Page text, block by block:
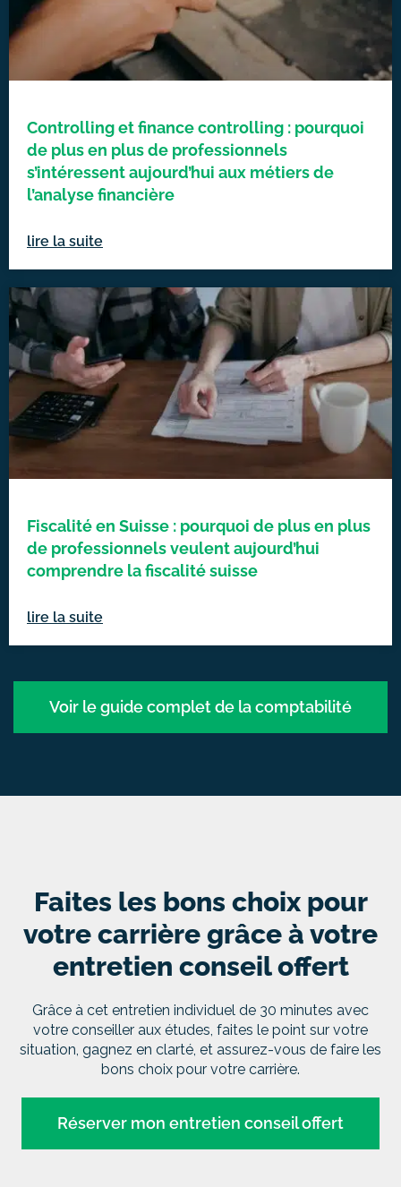
Controlling et finance controlling : pourquoi
de plus en plus de professionnels
s’intéressent aujourd’hui aux métiers de
l’analyse financière
lire la suite
Fiscalité en Suisse : pourquoi de plus en plus
de professionnels veulent aujourd’hui
comprendre la fiscalité suisse
lire la suite
Voir le guide complet de la comptabilité
Faites les bons choix pour
votre carrière grâce à votre
entretien conseil offert
Grâce à cet entretien individuel de 30 minutes avec
votre conseiller aux études, faites le point sur votre
situation, gagnez en clarté, et assurez-vous de faire les
bons choix pour votre carrière.
Réserver mon entretien conseil offert